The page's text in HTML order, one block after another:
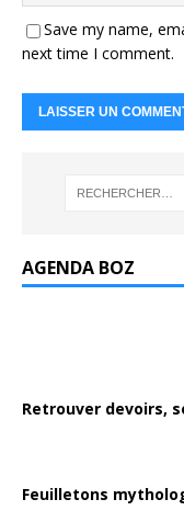
Save my name,
next time I comment.
AGENDA BOZ
Retrouver devoirs,
Feuilletons